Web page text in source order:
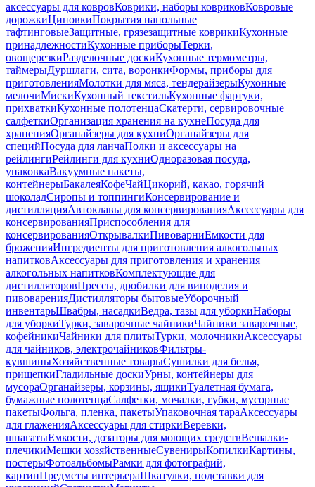
аксессуары для ковровКоврики, наборы ковриковКовровые
дорожкиЦиновкиПокрытия напольные
тафтинговыеЗащитные, грязезащитные коврикиКухонные
принадлежностиКухонные приборыТерки,
овощерезкиРазделочные доскиКухонные термометры,
таймерыДуршлаги, сита, воронкиФормы, приборы для
приготовленияМолотки для мяса, тендерайзерыКухонные
мелочиМискиКухонный текстильКухонные фартуки,
прихваткиКухонные полотенцаСкатерти, сервировочные
салфеткиОрганизация хранения на кухнеПосуда для
храненияОрганайзеры для кухниОрганайзеры для
специйПосуда для ланчаПолки и аксессуары на
рейлингиРейлинги для кухниОдноразовая посуда,
упаковкаВакуумные пакеты,
контейнерыБакалеяКофеЧайЦикорий, какао, горячий
шоколадСиропы и топпингиКонсервирование и
дистилляцияАвтоклавы для консервированияАксессуары для
консервированияПриспособления для
консервированияОткрывалкиПивоварниЕмкости для
броженияИнгредиенты для приготовления алкогольных
напитковАксессуары для приготовления и хранения
алкогольных напитковКомплектующие для
дистилляторовПрессы, дробилки для виноделия и
пивоваренияДистилляторы бытовыеУборочный
инвентарьШвабры, насадкиВедра, тазы для уборкиНаборы
для уборкиТурки, заварочные чайникиЧайники заварочные,
кофейникиЧайники для плитыТурки, молочникиАксессуары
для чайников, электрочайниковФильтры-
кувшиныХозяйственные товарыСушилки для белья,
прищепкиГладильные доскиУрны, контейнеры для
мусораОрганайзеры, корзины, ящикиТуалетная бумага,
бумажные полотенцаСалфетки, мочалки, губки, мусорные
пакетыФольга, пленка, пакетыУпаковочная тараАксессуары
для глаженияАксессуары для стиркиВеревки,
шпагатыЕмкости, дозаторы для моющих средствВешалки-
плечикиМешки хозяйственныеСувенирыКопилкиКартины,
постерыФотоальбомыРамки для фотографий,
картинПредметы интерьераШкатулки, подставки для